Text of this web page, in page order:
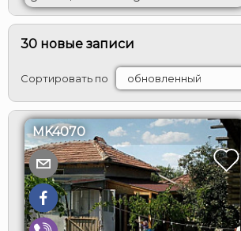
30 новые записи
Сортировать по
MK4070
ВХОД